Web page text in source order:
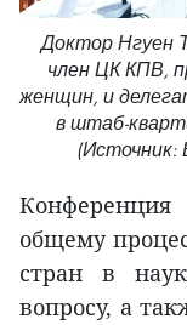
Доктор Нгуен
член ЦК КПВ,
женщин, и
в штаб-
(Источник:
общему
стран в
вопросу, а